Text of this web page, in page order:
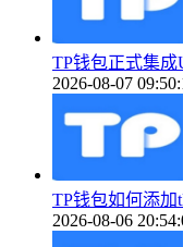
TP钱包正式集
2026-08-07
TP钱包如何添加
2026-08-06